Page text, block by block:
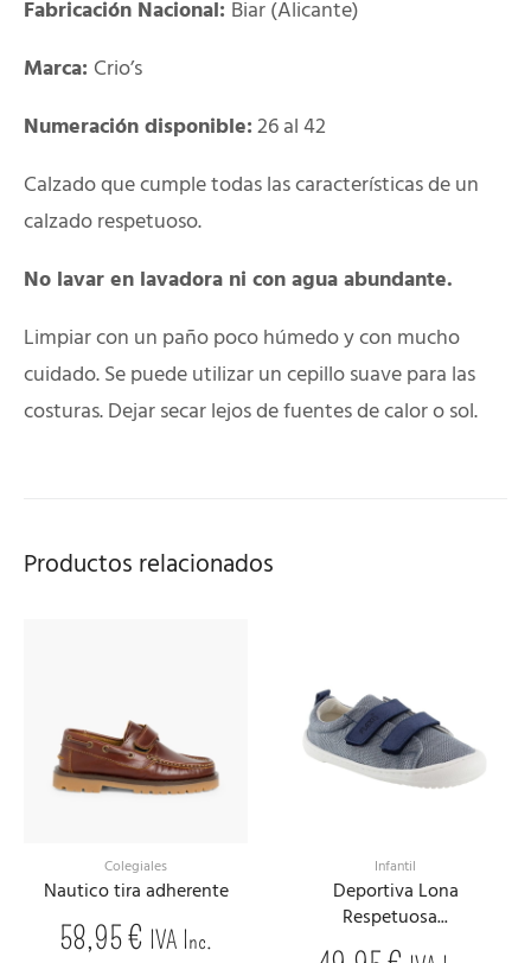
Fabricación Nacional: Biar (Alicante)
Marca: Crio’s
Numeración disponible:26 al 42
Calzado que cumple todas las características de un
calzado respetuoso.
No lavar en lavadora ni con agua abundante.
Limpiar con un paño poco húmedo y con mucho
cuidado. Se puede utilizar un cepillo suave para las
costuras. Dejar secar lejos de fuentes de calor o sol.
Productos relacionados
Colegiales
Nautico tira adherente
58,95€ IVA Inc.
Infantil
Deportiva Lona
Respetuosa...